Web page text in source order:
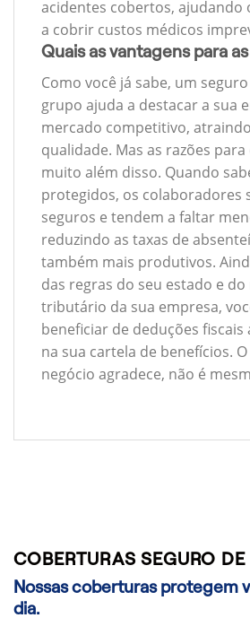
acidentes cobertos, ajudando
a cobrir custos médicos
Quais as vantagens para
Como você já sabe, um
grupo ajuda a destacar a sua
mercado competitivo,
qualidade. Mas as razões
muito além disso. Quando
protegidos, os colaboradores
seguros e tendem a faltar
reduzindo as taxas de
também mais produtivos.
das regras do seu estado e do
tributário da sua empresa,
beneficiar de deduções
na sua cartela de benefícios.
negócio agradece, não é
COBERTURAS SEGURO
Nossas coberturas protegem
dia.